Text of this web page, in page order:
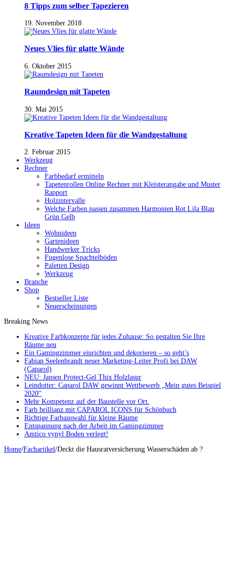
8 Tipps zum selber Tapezieren
19. November 2018
Neues Vlies für glatte Wände
6. Oktober 2015
Raumdesign mit Tapeten
30. Mai 2015
Kreative Tapeten Ideen für die Wandgestaltung
2. Februar 2015
Werkzeug
Rechner
Farbbedarf ermitteln
Tapetenrollen Online Rechner mit Kleisterangabe und Muster
Rapport
Holzintervalle
Welche Farben passen zusammen Harmonien Rot Lila Blau
Grün Gelb
Ideen
Wohnideen
Gartenideen
Handwerker Tricks
Fugenlose Spachtelböden
Paletten Design
Werkzeug
Branche
Shop
Bestseller Liste
Neuerscheinungen
Breaking News
Kreative Farbkonzepte für jedes Zuhause: So gestalten Sie Ihre
Räume neu
Ein Gamingzimmer einrichten und dekorieren – so geht’s
Fabian Seelenbrandt neuer Marketing-Leiter Profi bei DAW
(Caparol)
NEU: Jansen Protect-Gel Thix Holzlasur
Leindotter: Caparol DAW gewinnt Wettbewerb „Mein gutes Beispiel
2020“
Mehr Kompetenz auf der Baustelle vor Ort.
Farb brillianz mit CAPAROL ICONS für Schönbuch
Richtige Farbauswahl für kleine Räume
Entspannung nach der Arbeit im Gamingzimmer
Amtico vynyl Boden verlegt!
Home/Fachartikel/Deckt die Hausratversicherung Wasserschäden ab ?